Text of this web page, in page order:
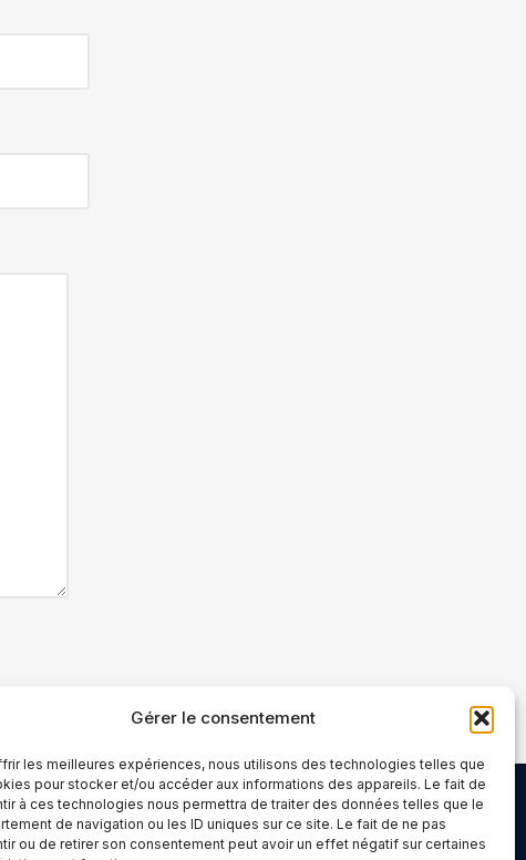
Gérer le consentement
les meilleures expériences, nous utilisons des technologies telles que
pour stocker et/ou accéder aux informations des appareils. Le fait de
à ces technologies nous permettra de traiter des données telles que le
de navigation ou les ID uniques sur ce site. Le fait de ne pas
ou de retirer son consentement peut avoir un effet négatif sur certaines